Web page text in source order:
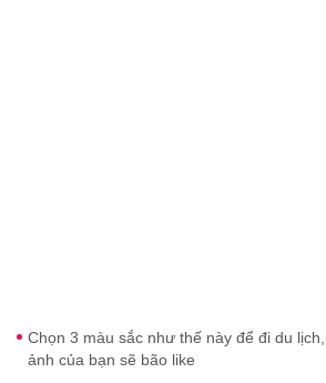
Chọn 3 màu sắc như thế này để đi du
ảnh của bạn sẽ bão like